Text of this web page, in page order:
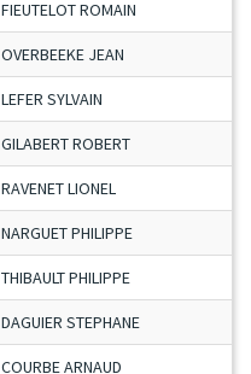
FIEUTELOT ROMAIN
OVERBEEKE JEAN
LEFER SYLVAIN
GILABERT ROBERT
RAVENET LIONEL
NARGUET PHILIPPE
THIBAULT PHILIPPE
DAGUIER STEPHANE
COURBE ARNAUD